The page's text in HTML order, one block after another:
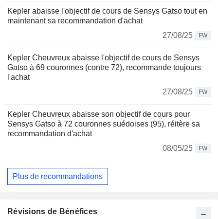
Kepler abaisse l'objectif de cours de Sensys Gatso tout en
maintenant sa recommandation d'achat
27/08/25
FW
Kepler Cheuvreux abaisse l'objectif de cours de Sensys
Gatso à 69 couronnes (contre 72), recommande toujours
l'achat
27/08/25
FW
Kepler Cheuvreux abaisse son objectif de cours pour
Sensys Gatso à 72 couronnes suédoises (95), réitère sa
recommandation d'achat
08/05/25
FW
Plus de recommandations
Révisions de Bénéfices